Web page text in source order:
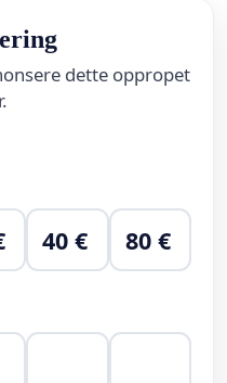
dette oppropet
40 € 80 €